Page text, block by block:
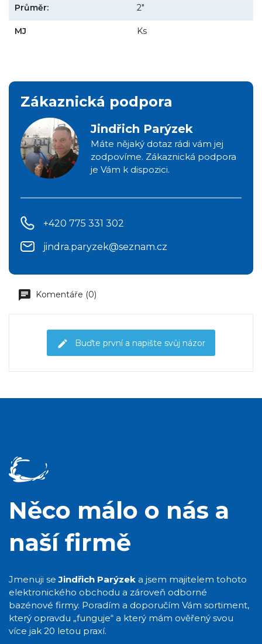
Průměr: 2"
MJ Ks
Zákaznická podpora
Jindřich Parýzek
Máte nějaký dotaz rádi vám jej
zodpovíme. Zákaznická podpora
je Vám k dispozici.
+420 775 331 302
jindra.paryzek@seznam.cz
Komentáře (0)
Buďte první a napište svůj názor
Něco málo o nás a
naší firmě
Jmenuji seJindřich Parýzek a jsem majitelem tohoto
elektronického obchodu a zároveň odborné
bazénové firmy. Poradím a doporučím Vám sortiment,
který opravdu „funguje“ a který mám ověřený svou
více jak 20 letou praxí.